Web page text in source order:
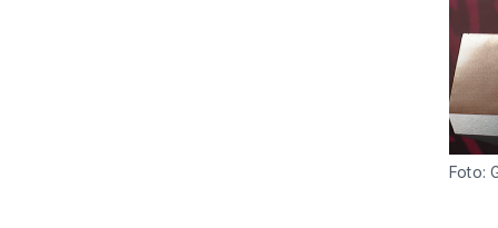
Foto: